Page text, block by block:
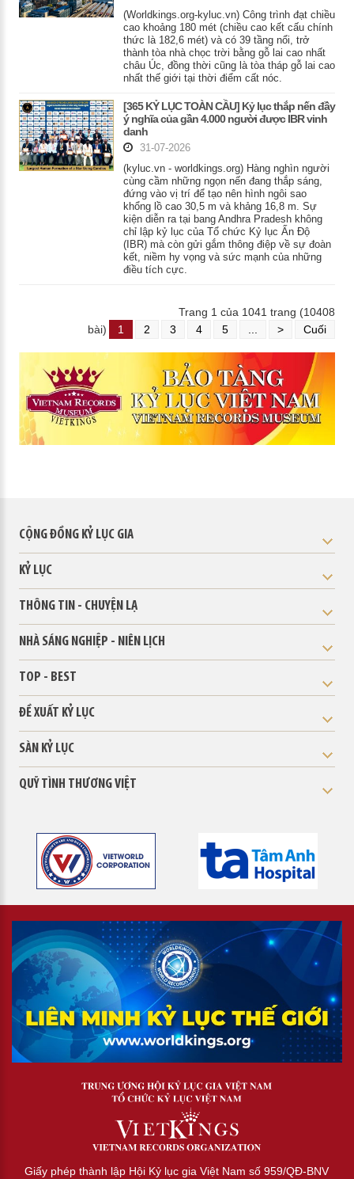
(Worldkings.org-kyluc.vn) Công trình đạt chiều
cao khoảng 180 mét (chiều cao kết cấu chính
thức là 182,6 mét) và có 39 tầng nổi, trở
thành tòa nhà chọc trời bằng gỗ lai cao nhất
châu Úc, đồng thời cũng là tòa tháp gỗ lai cao
nhất thế giới tại thời điểm cất nóc.
[365 KỶ LỤC TOÀN CẦU] Kỷ lục thắp nến đầy
ý nghĩa của gần 4.000 người được IBR vinh
danh
31-07-2026
(kyluc.vn - worldkings.org) Hàng nghìn người
cùng cầm những ngọn nến đang thắp sáng,
đứng vào vị trí để tạo nên hình ngôi sao
khổng lồ cao 30,5 m và khảng 16,8 m. Sự
kiện diễn ra tại bang Andhra Pradesh không
chỉ lập kỷ lục của Tổ chức Kỷ lục Ấn Độ
(IBR) mà còn gửi gắm thông điệp về sự đoàn
kết, niềm hy vọng và sức mạnh của những
điều tích cực.
Trang 1 của 1041 trang (10408
bài)
1 2 3 4 5 > Cuối
CỘNG ĐỒNG KỶ LỤC GIA
KỶ LỤC
THÔNG TIN - CHUYỆN LẠ
NHÀ SÁNG NGHIỆP - NIÊN LỊCH
TOP - BEST
ĐỀ XUẤT KỶ LỤC
SÀN KỶ LỤC
QUỸ TÌNH THƯƠNG VIỆT
Giấy phép thành lập Hội Kỷ lục gia Việt Nam số 959/QĐ-BNV